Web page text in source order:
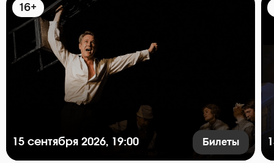
16+
15 сентября 2026, 19:00 Билеты